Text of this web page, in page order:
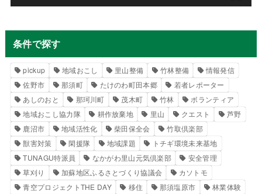
条件で探す
pickup 地域おこし 里山整備 竹林整備
情報発信
佐野市
那須町 たけのわ町田本郷
若者レポーター
あしのおと
那珂川町 茂木町 竹林
ボランティア
地域おこし協力隊
耕作放棄地 里山 クエスト
芦野
鹿沼市
地域活性化 柴田保全会
竹取倶楽部
獣害対策
閑援隊 地域課題
トチギ環境未来基地
TUNAGU特派員
なかがわ里山元気倶楽部
安全管理
草刈り
加蘇地区ふるさとづくり協議会
カソトモ
青空プロジェクトTHE DAY
移住 那須塩原市
林業体験